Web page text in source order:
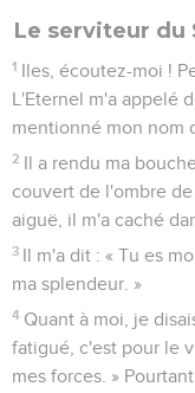
Le serviteur du
1 Iles, écoutez-moi !
L'Eternel m'a appelé
mentionné mon nom
2 Il a rendu ma
couvert de l'ombre
aiguë, il m'a caché
3 Il m'a dit : « Tu es
ma splendeur. »
4 Quant à moi, je
fatigué, c'est pour le
mes forces. »